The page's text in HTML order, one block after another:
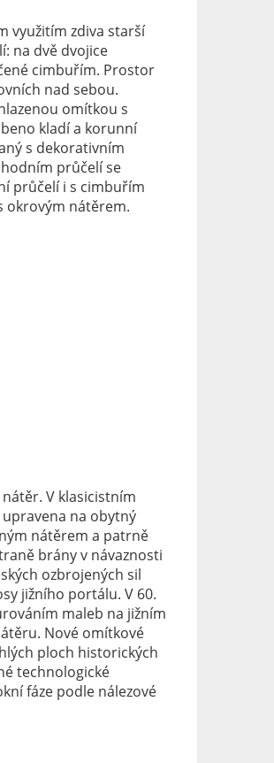
využitím zdiva starší
na dvě dvojice
cimbuřím. Prostor
nad sebou.
omítkou s
kladí a korunní
s dekorativním
průčelí se
průčelí i s cimbuřím
okrovým nátěrem.
V klasicistním
na obytný
nátěrem a patrně
brány v návaznosti
ozbrojených sil
jižního portálu. V 60.
maleb na jižním
Nové omítkové
ploch historických
technologické
fáze podle nálezové